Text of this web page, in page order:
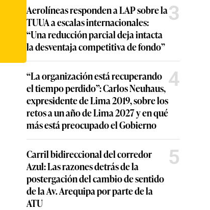
Aerolíneas responden a LAP sobre la
TUUA a escalas internacionales:
“Una reducción parcial deja intacta
la desventaja competitiva de fondo”
3
“La organización está recuperando
el tiempo perdido”: Carlos Neuhaus,
expresidente de Lima 2019, sobre los
retos a un año de Lima 2027 y en qué
más está preocupado el Gobierno
4
Carril bidireccional del corredor
Azul: Las razones detrás de la
postergación del cambio de sentido
de la Av. Arequipa por parte de la
ATU
5